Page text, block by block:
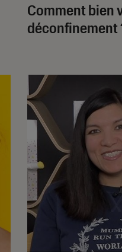
Comment bien
déconfinement